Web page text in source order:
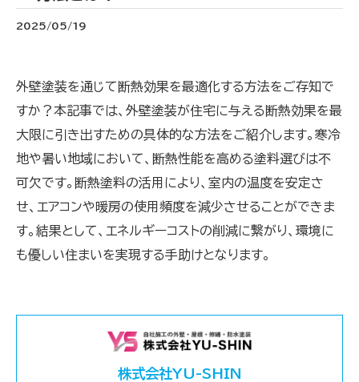
2025/05/19
外壁塗装を通じて断熱効果を最適化する方法をご存知で
すか？本記事では、外壁塗装が住宅に与える断熱効果を最
大限に引き出すための具体的な方法をご紹介します。寒冷
地や暑い地域において、断熱性能を高める塗料選びは不
可欠です。断熱塗料の活用により、室内の温度を安定さ
せ、エアコンや暖房の使用頻度を減少させることができま
す。結果として、エネルギーコストの削減に繋がり、環境に
も優しい住まいを実現する手助けとなります。
株式会社YU-SHIN